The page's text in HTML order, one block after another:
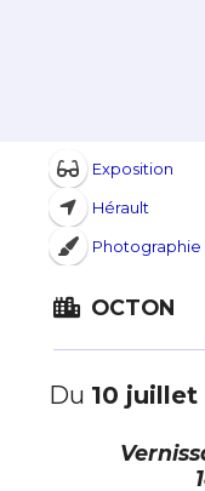
Exposition
Hérault
Photographie
OCTON
Du 10 juillet